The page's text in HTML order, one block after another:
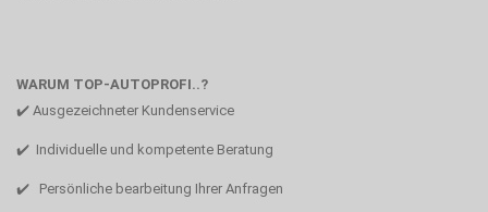
WARUM TOP-AUTOPROFI..?
✔️ Ausgezeichneter Kundenservice
✔️ Individuelle und kompetente Beratung
✔️ Persönliche bearbeitung Ihrer Anfragen